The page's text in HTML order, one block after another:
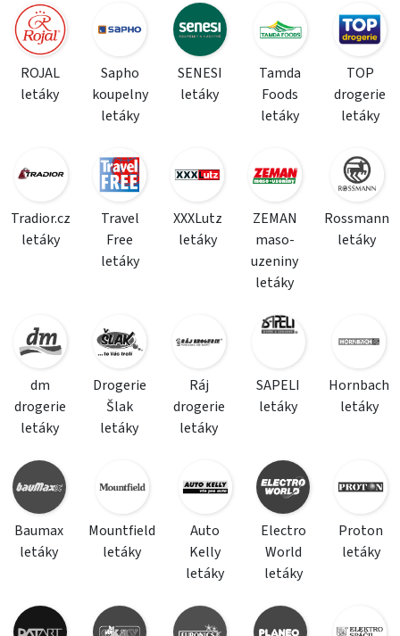
ROJAL
letáky
Sapho
koupelny
letáky
SENESI
letáky
Tamda
Foods
letáky
TOP
drogerie
letáky
Tradior.cz
letáky
Travel
Free
letáky
XXXLutz
letáky
ZEMAN
maso-
uzeniny
letáky
Rossmann
letáky
dm
drogerie
letáky
Drogerie
Šlak
letáky
Ráj
drogerie
letáky
SAPELI
letáky
Hornbach
letáky
Baumax
letáky
Mountfield
letáky
Auto
Kelly
letáky
Electro
World
letáky
Proton
letáky